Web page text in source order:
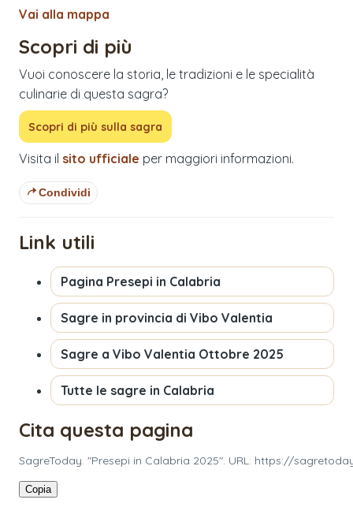
Vai alla mappa
Scopri di più
Vuoi conoscere la storia, le tradizioni e le specialità
culinarie di questa sagra?
Scopri di più sulla sagra
Visita il sito ufficiale per maggiori informazioni.
Condividi
Link utili
Pagina Presepi in Calabria
Sagre in provincia di Vibo Valentia
Sagre a Vibo Valentia Ottobre 2025
Tutte le sagre in Calabria
Cita questa pagina
SagreToday. "Presepi in Calabria 2025". URL: https://
Copia